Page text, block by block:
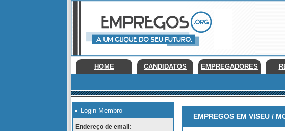
HOME CANDIDATOS EMPREGADORES
Login Membro
Endereço de email:
EMPREGOS EM VISEU /